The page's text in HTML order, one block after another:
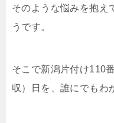
そのような悩みを抱え
うです。
そこで新潟片付け110
収）日を、誰にでもわ